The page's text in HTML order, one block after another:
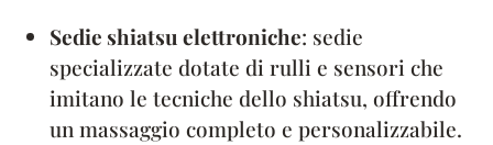
Sedie shiatsu elettroniche: sedie
specializzate dotate di rulli e sensori che
imitano le tecniche dello shiatsu, offrendo
un massaggio completo e personalizzabile.